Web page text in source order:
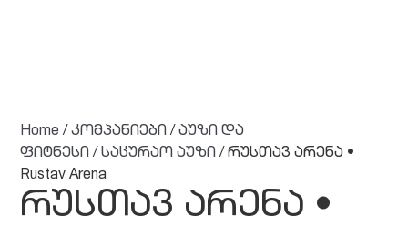
Home /კომპანიები /აუზი და
ფიტნესი /საცურაო აუზი / რუსთავ არენა •
Rustav Arena
რუსთავ არენა •